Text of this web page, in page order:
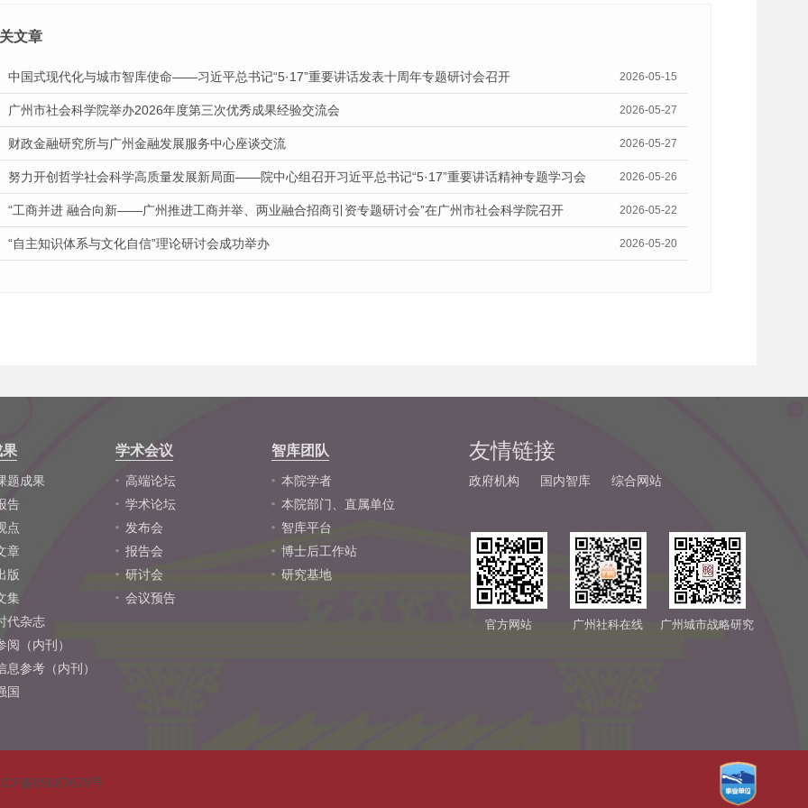
文章
中国式现代化与城市智库使命——习近平总书记“5·17”重要讲话发表十周年专题研讨会召开 2026-05-15
广州市社会科学院举办2026年度第三次优秀成果经验交流会 2026-05-27
财政金融研究所与广州金融发展服务中心座谈交流 2026-05-27
努力开创哲学社会科学高质量发展新局面——院中心组召开习近平总书记“5·17”重要讲话精神专题学习会 2026-05-26
“工商并进 融合向新——广州推进工商并举、两业融合招商引资专题研讨会”在广州市社会科学院召开 2026-05-22
“自主知识体系与文化自信”理论研讨会成功举办 2026-05-20
题成果
告
点
章
版
集
代杂志
阅（内刊）
息参考（内刊）
国
学术会议
高端论坛
学术论坛
发布会
报告会
研讨会
会议预告
智库团队
本院学者
本院部门、直属单位
智库平台
博士后工作站
研究基地
友情链接
政府机构 国内智库 综合网站
官方网站 广州社科在线 广州城市战略研究
备05087679号